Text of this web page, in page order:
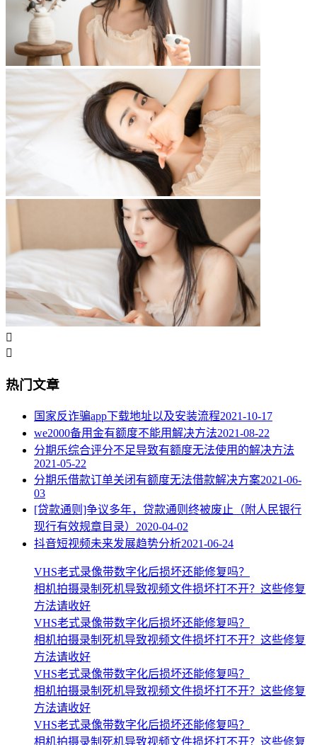


热门文章
国家反诈骗app下载地址以及安装流程2021-10-17
we2000备用金有额度不能用解决方法2021-08-22
分期乐综合评分不足导致有额度无法使用的解决方法
2021-05-22
分期乐借款订单关闭有额度无法借款解决方案2021-06-
03
[贷款通则]争议多年，贷款通则终被废止（附人民银行
现行有效规章目录） 2020-04-02
抖音短视频未来发展趋势分析2021-06-24
VHS老式录像带数字化后损坏还能修复吗？
相机拍摄录制死机导致视频文件损坏打不开？这些修复
方法请收好
VHS老式录像带数字化后损坏还能修复吗？
相机拍摄录制死机导致视频文件损坏打不开？这些修复
方法请收好
VHS老式录像带数字化后损坏还能修复吗？
相机拍摄录制死机导致视频文件损坏打不开？这些修复
方法请收好
VHS老式录像带数字化后损坏还能修复吗？
相机拍摄录制死机导致视频文件损坏打不开？这些修复